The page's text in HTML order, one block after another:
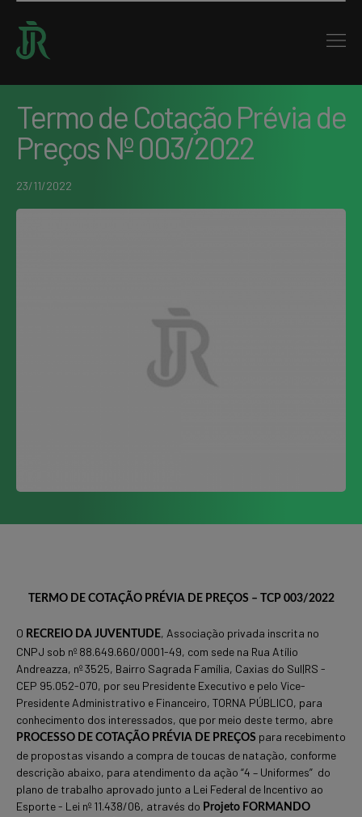
Home : Noticias : Termo de Cotação Prévia de Preços Nº 003/2022
Termo de Cotação Prévia de
Preços Nº 003/2022
23/11/2022
TERMO DE COTAÇÃO PRÉVIA DE PREÇOS – TCP 003/2022
O RECREIO DA JUVENTUDE, Associação privada inscrita no
CNPJ sob nº 88.649.660/0001-49, com sede na Rua Atílio
Andreazza, nº 3525, Bairro Sagrada Família, Caxias do Sul|RS -
CEP 95.052-070, por seu Presidente Executivo e pelo Vice-
Presidente Administrativo e Financeiro, TORNA PÚBLICO, para
conhecimento dos interessados, que por meio deste termo, abre
PROCESSO DE COTAÇÃO PRÉVIA DE PREÇOS para recebimento
de propostas visando a compra de toucas de natação, conforme
descrição abaixo, para atendimento da ação “4 – Uniformes” do
plano de trabalho aprovado junto a Lei Federal de Incentivo ao
Esporte - Lei nº 11.438/06, através do Projeto FORMANDO